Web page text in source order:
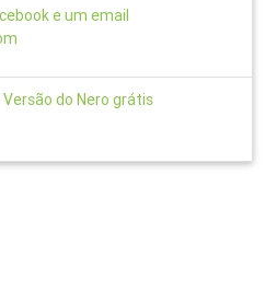
e um email
do Nero grátis